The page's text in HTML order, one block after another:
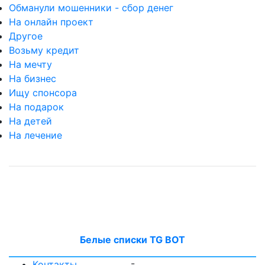
Обманули мошенники - сбор денег
На онлайн проект
Другое
Возьму кредит
На мечту
На бизнес
Ищу спонсора
На подарок
На детей
На лечение
Белые списки TG BOT